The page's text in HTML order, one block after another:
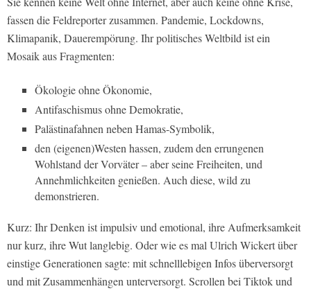
fassen die Feldreporter zusammen. Pandemie, Lockdowns,
Klimapanik, Dauerempörung. Ihr politisches Weltbild ist ein
Mosaik aus Fragmenten:
Ökologie ohne Ökonomie,
Antifaschismus ohne Demokratie,
Palästinafahnen neben Hamas-Symbolik,
den (eigenen)Westen hassen, zudem den errungenen
Wohlstand der Vorväter – aber seine Freiheiten, und
Annehmlichkeiten genießen. Auch diese, wild zu
demonstrieren.
Kurz: Ihr Denken ist impulsiv und emotional, ihre Aufmerksamkeit
nur kurz, ihre Wut langlebig. Oder wie es mal Ulrich Wickert über
einstige Generationen sagte: mit schnelllebigen Infos überversorgt
und mit Zusammenhängen unterversorgt. Scrollen bei Tiktok und